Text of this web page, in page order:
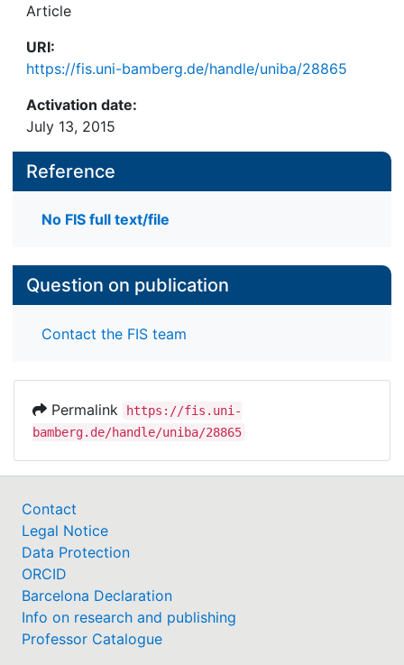
Article
URI:
https://fis.uni-bamberg.de/handle/uniba/28865
Activation date:
July 13, 2015
Reference
No FIS full text/file
Question on publication
Contact the FIS team
Permalink
https://fis.uni-
bamberg.de/handle/uniba/28865
Contact
Legal Notice
Data Protection
ORCID
Barcelona Declaration
Info on research and publishing
Professor Catalogue